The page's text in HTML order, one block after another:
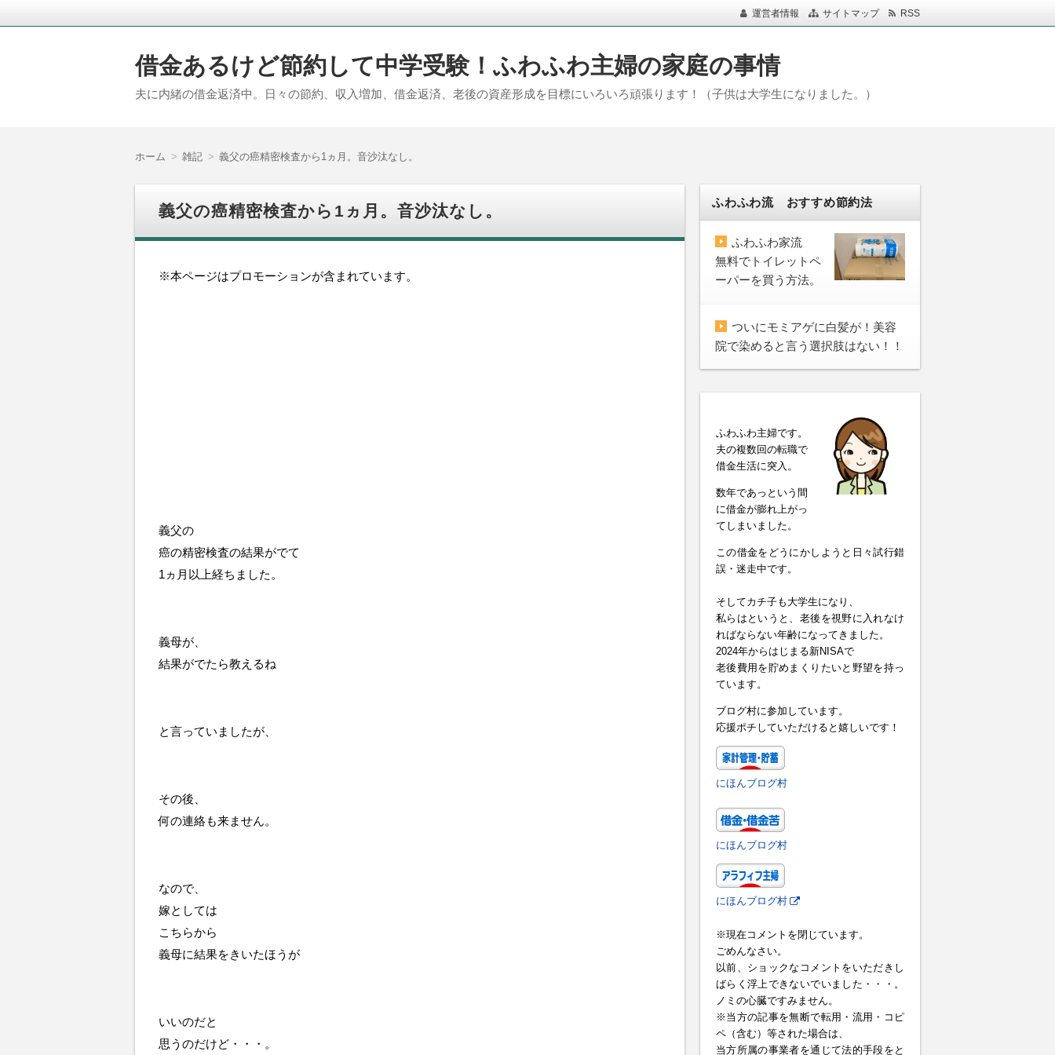
運営者情報 サイトマップ RSS
借金あるけど節約して中学受験！ふわふわ主婦の家庭の事情
夫に内緒の借金返済中。日々の節約、収入増加、借金返済、老後の資産形成を目標にいろいろ頑張ります！（子供は大学生になりました。）
ホーム 雑記 義父の癌精密検査から1ヵ月。音沙汰なし。
義父の癌精密検査から1ヵ月。音沙汰なし。
※本ページはプロモーションが含まれています。
義父の
癌の精密検査の結果がでて
1ヵ月以上経ちました。
義母が、
結果がでたら教えるね
と言っていましたが、
その後、
何の連絡も来ません。
なので、
嫁としては
こちらから
義母に結果をきいたほうが
いいのだと
思うのだけど・・・。
ふわふわ流 おすすめ節約法
ふわふわ家流
無料でトイレットペ
ーパーを買う方法。
ついにモミアゲに白髪が！美容
院で染めると言う選択肢はない！！
ふわふわ主婦です。
夫の複数回の転職で
借金生活に突入。
数年であっという間
に借金が膨れ上がっ
てしまいました。
この借金をどうにかしようと日々試行錯
誤・迷走中です。
そしてカチ子も大学生になり、
私らはというと、老後を視野に入れなけ
ればならない年齢になってきました。
2024年からはじまる新NISAで
老後費用を貯めまくりたいと野望を持っ
ています。
ブログ村に参加しています。
応援ポチしていただけると嬉しいです！
にほんブログ村
にほんブログ村
にほんブログ村
※現在コメントを閉じています。
ごめんなさい。
以前、ショックなコメントをいただきし
ばらく浮上できないでいました・・・。
ノミの心臓ですみません。
※当方の記事を無断で転用・流用・コピ
ペ（含む）等された場合は、
当方所属の事業者を通じて法的手段をと